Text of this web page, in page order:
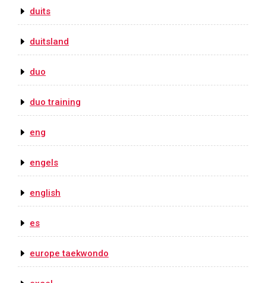
duits
duitsland
duo
duo training
eng
engels
english
es
europe taekwondo